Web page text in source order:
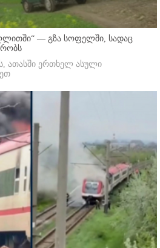
— გზა სოფელში, სადაც
ათასში ერთხელ ასული